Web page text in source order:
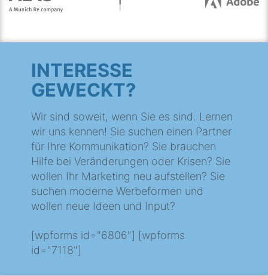
INTERESSE
GEWECKT?
Wir sind soweit, wenn Sie es sind. Lernen
wir uns kennen! Sie suchen einen Partner
für Ihre Kommunikation? Sie brauchen
Hilfe bei Veränderungen oder Krisen? Sie
wollen Ihr Marketing neu aufstellen? Sie
suchen moderne Werbeformen und
wollen neue Ideen und Input?
[wpforms id="6806"] [wpforms
id="7118"]